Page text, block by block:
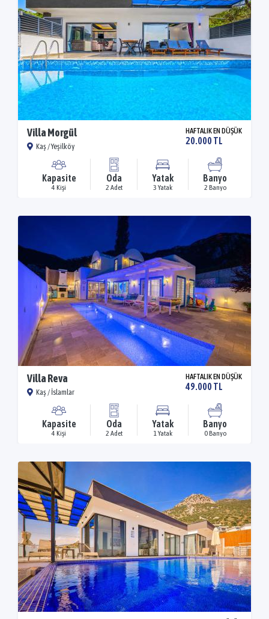
Villa Morgül
Kaş / Yeşilköy
HAFTALIK EN DÜŞÜK
20.000 TL
Kapasite
4 Kişi
Oda
2 Adet
Yatak
3 Yatak
Banyo
2 Banyo
Villa Reva
Kaş / İslamlar
HAFTALIK EN DÜŞÜK
49.000 TL
Kapasite
4 Kişi
Oda
2 Adet
Yatak
1 Yatak
Banyo
0 Banyo